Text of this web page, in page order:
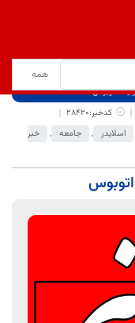
کدخبر:28420
اسلایدر , جامعه ,
خبر